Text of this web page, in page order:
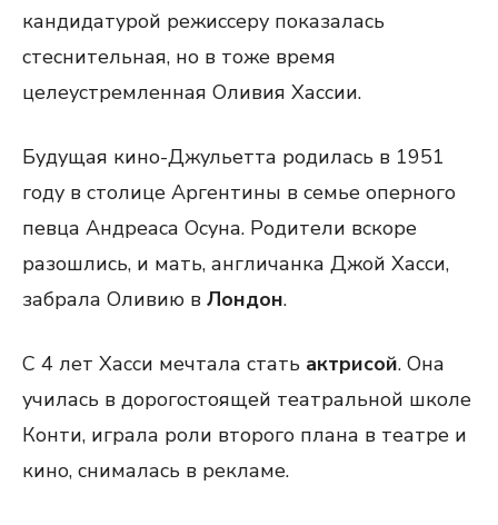
кандидатурой режиссеру показалась
стеснительная, но в тоже время
целеустремленная Оливия Хассии.
Будущая кино-Джульетта родилась в 1951
году в столице Аргентины в семье оперного
певца Андреаса Осуна. Родители вскоре
разошлись, и мать, англичанка Джой Хасси,
забрала Оливию в Лондон.
С 4 лет Хасси мечтала стать актрисой. Она
училась в дорогостоящей театральной школе
Конти, играла роли второго плана в театре и
кино, снималась в рекламе.